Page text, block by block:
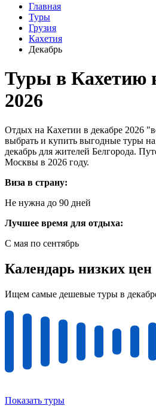
Главная
Туры
Грузия
Кахетия
Декабрь
Туры в Кахетию
2026
Отдых на Кахетии в декабре 2026
выбрать и купить выгодные туры
декабрь для жителей Белгорода.
Москвы в 2026 году.
Виза в страну:
Не нужна до 90 дней
Лучшее время для отдыха:
С мая по сентябрь
Календарь низких цен
Ищем самые дешевые туры в
Показать туры